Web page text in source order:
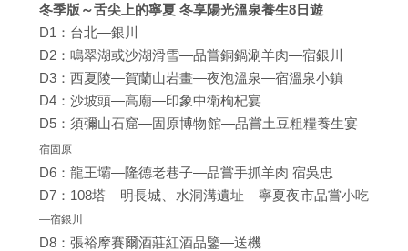
冬季版～舌尖上的寧夏 冬享陽光溫泉養生8日遊
D1：台北—銀川
D2：鳴翠湖或沙湖滑雪—品嘗銅鍋涮羊肉—宿銀川
D3：西夏陵—賀蘭山岩畫—夜泡溫泉—宿溫泉小鎮
D4：沙坡頭—高廟—印象中衛枸杞宴
D5：須彌山石窟—固原博物館—品嘗土豆粗糧養生宴—
宿固原
D6：龍王壩—隆德老巷子—品嘗手抓羊肉 宿吳忠
D7：108塔—明長城、水洞溝遺址—寧夏夜市品嘗小吃
—宿銀川
D8：張裕摩賽爾酒莊紅酒品鑒—送機